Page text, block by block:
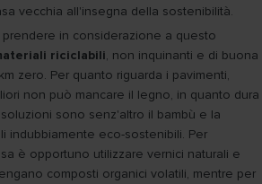
vecchia all'insegna della sostenibilità.
in considerazione a questo
riciclabili, non inquinanti e di buona
zero. Per quanto riguarda i pavimenti,
non può mancare il legno, in quanto dura
sono senz'altro il bambù e la
indubbiamente eco-sostenibili. Per
è opportuno utilizzare vernici naturali e
composti organici volatili, mentre per